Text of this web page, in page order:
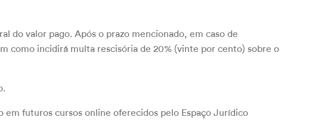
do valor pago. Após o prazo mencionado, em caso de
como incidirá multa rescisória de 20% (vinte por cento) sobre o
futuros cursos online oferecidos pelo Espaço Jurídico